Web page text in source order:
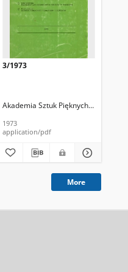
(Warszawa ; 1957- )
3/1973
Akademia Sztuk Pięknych
1973
application/pdf
More